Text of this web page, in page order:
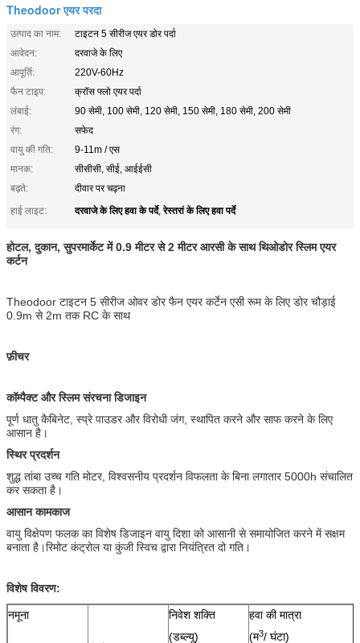
Theodoor एयर परदा
उत्पाद का नाम:
टाइटन 5 सीरीज एयर डोर पर्दा
आवेदन:
दरवाजे के लिए
आपूर्ति:
220V-60Hz
फैन टाइप:
क्रॉस फ्लो एयर पर्दा
लंबाई:
90 सेमी, 100 सेमी, 120 सेमी, 150 सेमी, 180 सेमी, 200 सेमी
रंग:
सफेद
वायु की गति:
9-11m / एस
मानक:
सीसीसी, सीई, आईईसी
बढ़ते:
दीवार पर चढ़ना
हाई लाइट:
दरवाजे के लिए हवा के पर्दे,रेस्तरां के लिए हवा पर्दे
होटल, दुकान, सुपरमार्केट में 0.9 मीटर से 2 मीटर आरसी के साथ थिओडोर स्लिम एयर
कर्टन
Theodoor टाइटन 5 सीरीज ओवर डोर फैन एयर कर्टेन एसी रूम के लिए डोर चौड़ाई
0.9m से 2m तक RC के साथ
फ़ीचर
कॉम्पैक्ट और स्लिम संरचना डिजाइन
पूर्ण धातु कैबिनेट, स्प्रे पाउडर और विरोधी जंग, स्थापित करने और साफ करने के लिए
आसान है।
स्थिर प्रदर्शन
शुद्ध तांबा उच्च गति मोटर, विश्वसनीय प्रदर्शन विफलता के बिना लगातार 5000h संचालित
कर सकता है।
आसान कामकाज
वायु विक्षेपण फलक का विशेष डिजाइन वायु दिशा को आसानी से समायोजित करने में सक्षम
बनाता है।रिमोट कंट्रोल या कुंजी स्विच द्वारा नियंत्रित दो गति।
विशेष विवरण:
नमूना
निवेश शक्ति
(डब्ल्यू)
हवा की मात्रा
(म3/ घंटा)